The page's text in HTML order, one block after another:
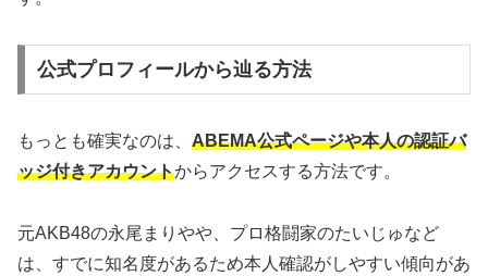
公式プロフィールから辿る方法
もっとも確実なのは、 ABEMA公式ページや本人の認証バ
ッジ付きアカウントからアクセスする方法です。
元AKB48の永尾まりやや、プロ格闘家のたいじゅなど
は、すでに知名度があるため本人確認がしやすい傾向があ